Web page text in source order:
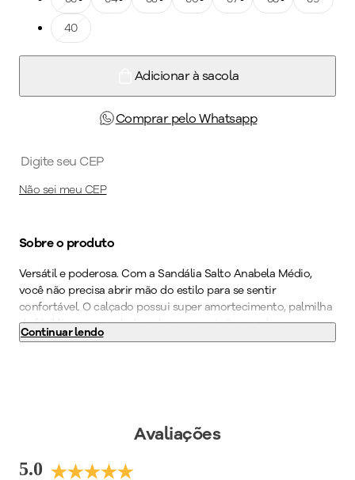
Tamanho: 40
40
Adicionar à sacola
Comprar pelo Whatsapp
Não sei meu CEP
Sobre o produto
Versátil e poderosa. Com a Sandália Salto Anabela Médio,
você não precisa abrir mão do estilo para se sentir
confortável. O calçado possui super amortecimento, palmilha
de fácil limpeza e solado gel supermacio tornando-o
indispensável para quem precisa ficar horas de pé no
está aqui. Garanta já o seu PICCADILLY!
Medida do Salto (cm)
Continuar lendo
Avaliações
5.0